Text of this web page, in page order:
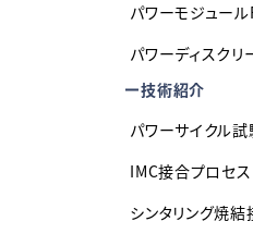
パワーモジュー
パワーディスクリ
技術紹介
パワーサイクル試
IMC接合プロセス
シンタリング焼